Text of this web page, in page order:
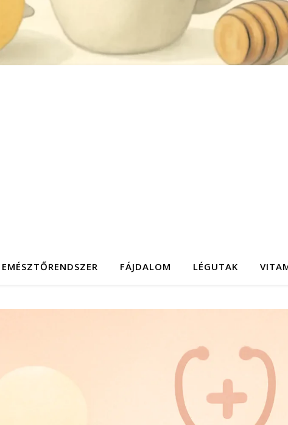
EMÉSZTŐRENDSZER FÁJDALOM LÉGUTAK